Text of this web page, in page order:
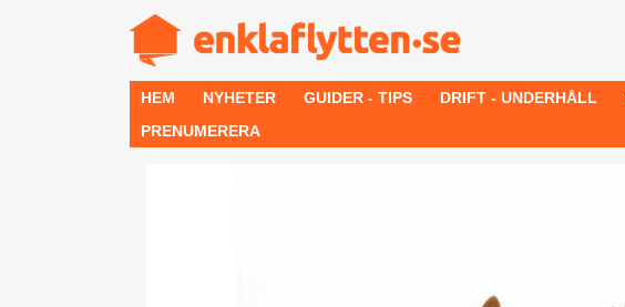
HEM NYHETER GUIDER - TIPS DRIFT - UNDERHÅLL
PRENUMERERA